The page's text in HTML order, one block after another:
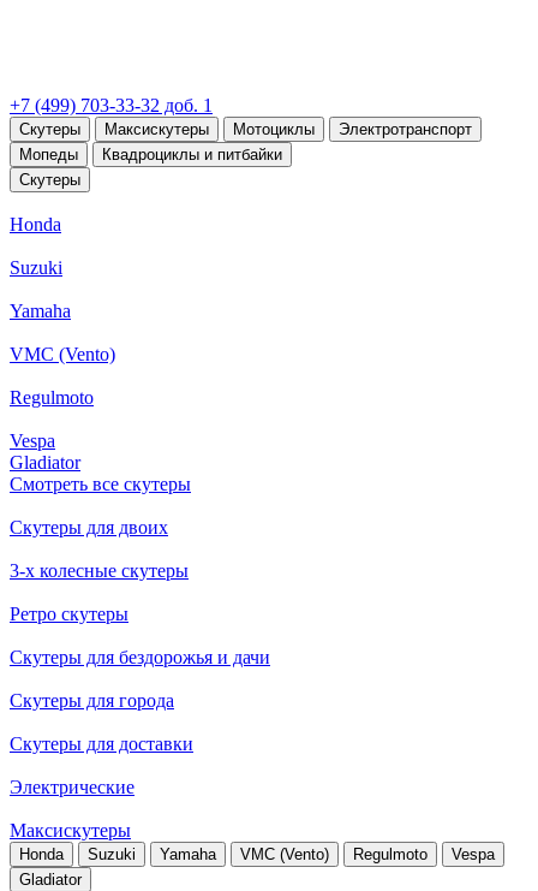
+7 (499) 703-33-32 доб. 1
Скутеры Максискутеры Мотоциклы
Электротранспорт
Мопеды
Квадроциклы и питбайки
Скутеры
Honda
Suzuki
Yamaha
VMC (Vento)
Regulmoto
Vespa
Gladiator
Смотреть все скутеры
Скутеры для двоих
3-х колесные скутеры
Ретро скутеры
Скутеры для бездорожья и дачи
Скутеры для города
Скутеры для доставки
Электрические
Максискутеры
Honda Suzuki Yamaha VMC (Vento) Regulmoto
Vespa
Gladiator